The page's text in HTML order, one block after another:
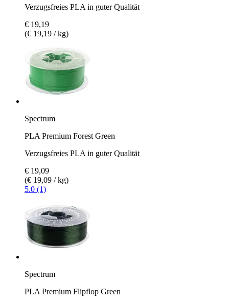
Verzugsfreies PLA in guter Qualität
€ 19,19
(€ 19,19 / kg)
Spectrum
PLA Premium Forest Green
Verzugsfreies PLA in guter Qualität
€ 19,09
(€ 19,09 / kg)
5.0 (1)
Spectrum
PLA Premium Flipflop Green